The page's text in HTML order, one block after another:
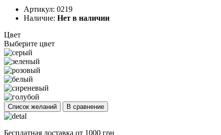
Артикул: 0219
Наличие: Нет в наличии
Цвет
Выберите цвет
Список желаний В сравнение
Бесплатная доставка от 1000 грн